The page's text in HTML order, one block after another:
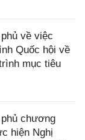
về việc
Quốc hội về
mục tiêu
chương
hiện Nghị